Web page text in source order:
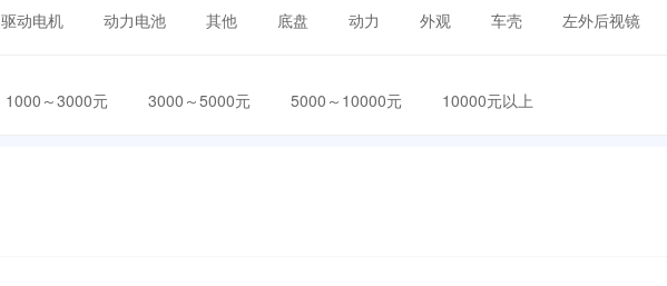
驱动电机 动力电池 其他 底盘 动力 外观 车壳 左外后视镜
1000～3000元 3000～5000元 5000～10000元 10000元以上